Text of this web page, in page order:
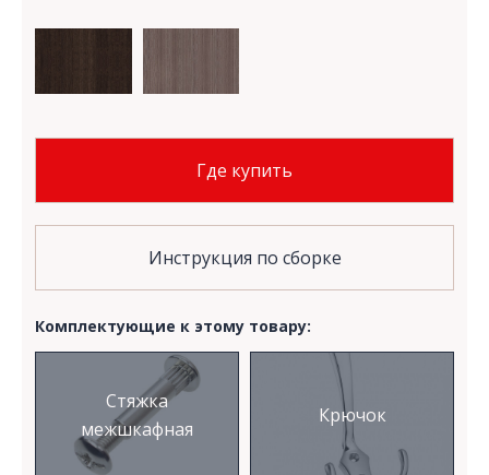
Комплектующие к этому товару:
Стяжка
межшкафная
Крючок
Где купить
Инструкция по сборке